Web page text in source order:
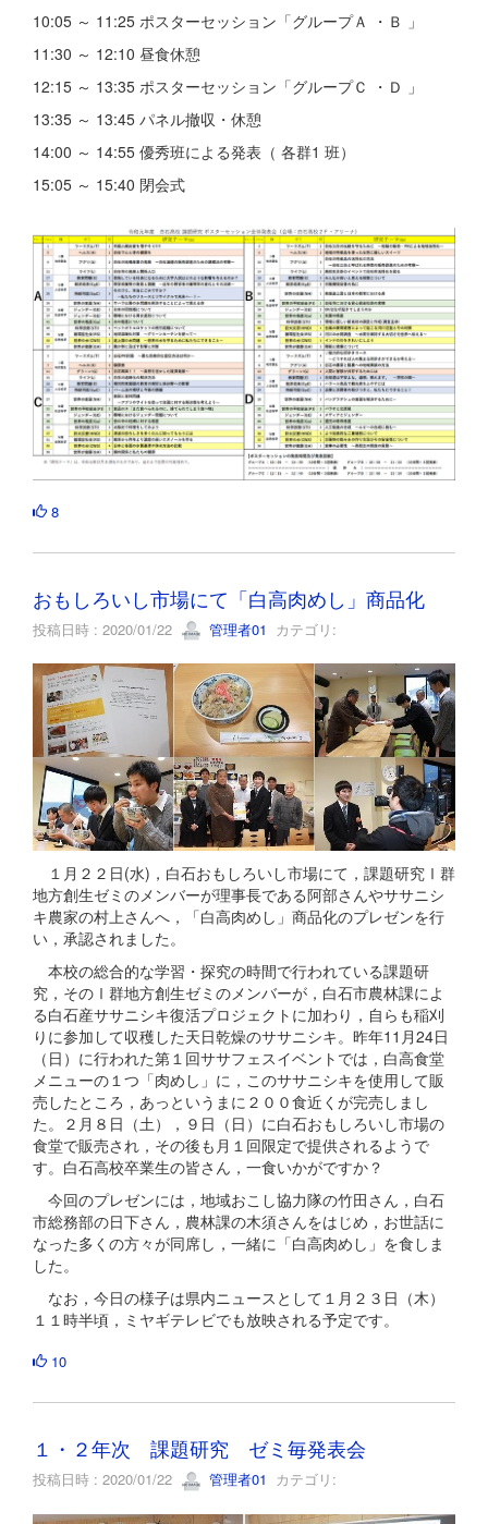
10:05 ～ 11:25 ポスターセッション「グループＡ ・Ｂ 」
11:30 ～ 12:10 昼食休憩
12:15 ～ 13:35 ポスターセッション「グループＣ ・Ｄ 」
13:35 ～ 13:45 パネル撤収・休憩
14:00 ～ 14:55 優秀班による発表（ 各群1 班）
15:05 ～ 15:40 閉会式
8
おもしろいし市場にて「白高肉めし」商品化
投稿日時 : 2020/01/22 管理者01 カテゴリ:
１月２２日(水)，白石おもしろいし市場にて，課題研究Ⅰ群
地方創生ゼミのメンバーが理事長である阿部さんやササニシ
キ農家の村上さんへ，「白高肉めし」商品化のプレゼンを行
い，承認されました。
本校の総合的な学習・探究の時間で行われている課題研
究，そのⅠ群地方創生ゼミのメンバーが，白石市農林課によ
る白石産ササニシキ復活プロジェクトに加わり，自らも稲刈
りに参加して収穫した天日乾燥のササニシキ。昨年11月24日
（日）に行われた第１回ササフェスイベントでは，白高食堂
メニューの１つ「肉めし」に，このササニシキを使用して販
売したところ，あっというまに２００食近くが完売しまし
た。２月８日（土），９日（日）に白石おもしろいし市場の
食堂で販売され，その後も月１回限定で提供されるようで
す。白石高校卒業生の皆さん，一食いかがですか？
今回のプレゼンには，地域おこし協力隊の竹田さん，白石
市総務部の日下さん，農林課の木須さんをはじめ，お世話に
なった多くの方々が同席し，一緒に「白高肉めし」を食しま
した。
なお，今日の様子は県内ニュースとして１月２３日（木）
１１時半頃，ミヤギテレビでも放映される予定です。
10
１・２年次 課題研究 ゼミ毎発表会
投稿日時 : 2020/01/22 管理者01 カテゴリ: